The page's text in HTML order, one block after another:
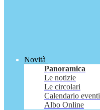
Novità
Panoramica
Le notizie
Le circolari
Calendario eventi
Albo Online